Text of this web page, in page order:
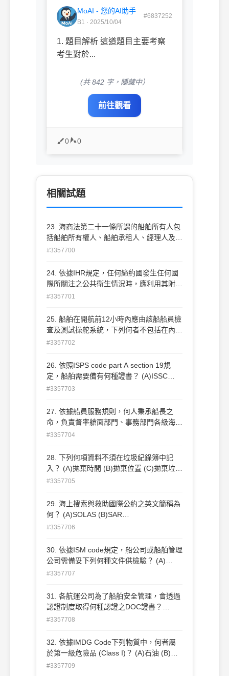
MoAI - 您的AI助手
B1 · 2025/10/04
#6837252
1. 題目解析 這道題目主要考察
考生對於...
(共 842 字，隱藏中）
前往觀看
0 0
相關試題
23. 海商法第二十一條所謂的船舶所有人包
括船舶所有權人、船舶承租人、經理人及何
者 ？ (A)運送人 (B)管理人 (C)傭船人 (D)營
#3357700
24. 依據IHR規定，任何締約國發生任何國
際所關注之公共衛生情況時，應利用其附件
二之表格於多久時間內向WHO進行通報？
(D)72小時內
#3357701
25. 船舶在開航前12小時內應由該船船員檢
查及測試操舵系統，下列何者不包括在內？
(A)進行操滿舵試驗 (B)應急舵演習 (C)操舵
舵機房通信測試
#3357702
26. 依照ISPS code part A section 19規
定，船舶需要備有何種證書？ (A)ISSC
(B)DOC(C)CSO (D)CSR
#3357703
27. 依據船員服務規則，何人秉承船長之
命，負責督率艙面部門、事務部門各級海員
執行工作？ (A)報務主任 (B)大副 (C)輪機長
#3357704
28. 下列何項資料不須在垃圾紀錄簿中記
入？ (A)拋棄時間 (B)拋棄位置 (C)拋棄垃圾
種類(D)拋棄時之天候
#3357705
29. 海上搜索與救助國際公約之英文簡稱為
何？ (A)SOLAS (B)SAR
(C)MARPOL(D)STCW
#3357706
30. 依據ISM code規定，船公司或船舶管理
公司需備妥下列何種文件供檢驗？ (A)
(SMC+DOC)正本 (B)(SMC+DOC)副本
+DOC正本
#3357707
31. 各航運公司為了船舶安全管理，會透過
認證制度取得何種認證之DOC證書？
(A)ISM (B)SMC (C)ISO (D)DOC
#3357708
32. 依據IMDG Code下列物質中，何者屬
於第一級危險品 (Class I)？ (A)石油 (B)火
藥 (C)氰酸鉀 (D)硫酸
#3357709